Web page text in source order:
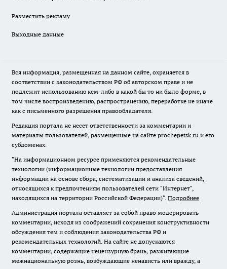
Разместить рекламу
Выходные данные
Вся информация, размещенная на данном сайте, охраняется в
соответствии с законодательством РФ об авторском праве и не
подлежит использованию кем-либо в какой бы то ни было форме, в
том числе воспроизведению, распространению, переработке не иначе
как с письменного разрешения правообладателя.
Редакция портала не несет ответственности за комментарии и
материалы пользователей, размещенные на сайте prochepetsk.ru и его
субдоменах.
"На информационном ресурсе применяются рекомендательные
технологии (информационные технологии предоставления
информации на основе сбора, систематизации и анализа сведений,
относящихся к предпочтениям пользователей сети "Интернет",
находящихся на территории Российской Федерации)". Подробнее
Администрация портала оставляет за собой право модерировать
комментарии, исходя из соображений сохранения конструктивности
обсуждения тем и соблюдения законодательства РФ и
рекомендательных технологий. На сайте не допускаются
комментарии, содержащие нецензурную брань, разжигающие
межнациональную рознь, возбуждающие ненависть или вражду, а